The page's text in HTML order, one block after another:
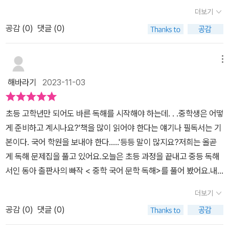
는 진도를 빠작학습단과함께해서 잘 할 수 있었던 거 같다​이렇게 방
학이 마무리 되어가며다음 주는 개학이다♡남은 문제도 개학하고 꾸
서 2일 정도면 되는거라 초반에 열심히 해 놓고 다른 공부를 했어요.
빠작 문학 양이 많지 않아서 아이가 부담 없이 공부를 하더라구요.그
리고 초등 학교 때 만났던 내용들이 나와서 반가워 하더라구요.이번
주는 고전 수필인 이옥설과 희곡인 결혼을 공부 했어요. 고려 중기의
라 좀 어려워 하더라구요. 내용이 짧아서 읽는 건 어려워 하지 않았는
데 단어들이 모르는게 많아서 조금 시간이 걸리더라구요. 퇴락, 서까
래, 추녀, 들보, 재목, 도탄 등 몇가지는 아는 단어 들 이지만 나름 기
억하려고 노력 하네요.아이가 역사를 좋아해서 깊이 읽기를 잘 읽었
네요. 한동안 깊이 읽기는 잘 안읽고 넘어 가려고 했는데 고려 시대 무
신 정권 이야기라 꼼꼼히 줄을 쳐 가면서 읽어 내려 갔어요. 아이가 글
씨 쓰는게 어려웠는데 빠작 중학국어 문학독해를 공부 하면서 쓰는
노력을 하는 것 같아요. 아직 멀었지만~ 그래도 시작이 반이니까 ~길
다면 길고 짧다면 짧은 6주 기간을 참 열심히 해준 둘째 아이에게 칭
더보기
공감 (0) 댓글 (0)
해바라기 2023-11-03
​초등 고학년만 되어도 바른 독해를 시작해야 하는데. . .중학생은 어떻
게 준비하고 계시나요?'책을 많이 읽어야 한다는 얘기나 필독서는 기
본이다. 국어 학원을 보내야 한다.....'등등 말이 많지요?저희는 올곧
게 독해 문제집을 풀고 있어요.오늘은 초등 과정을 끝내고 중등 독해
서인 동아 출판사의 빠작 < 중학 국어 문학 독해>를 풀어 봤어요.내
구성갈래별 핵심 개념 및 독해 방법 학습동아출판의 빠작~~<중학
국어 문학 독해 1>독해 문제집으로 가장 유명하죠?저희가 풀어 본 중
학 국어 문학 독해 빠작 1단계를 준비했어요~~​ 빠작 중학 국어 문학
더보기
공감 (0) 댓글 (0)